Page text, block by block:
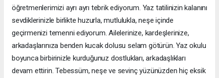
öğretmenlerimizi ayrı ayrı tebrik ediyorum. Yaz tatilinizin kalanını
sevdiklerinizle birlikte huzurla, mutlulukla, neşe içinde
geçirmenizi temenni ediyorum. Ailelerinize, kardeşlerinize,
arkadaşlarınıza benden kucak dolusu selam götürün. Yaz okulu
boyunca birbirinizle kurduğunuz dostlukları, arkadaşlıkları
devam ettirin. Tebessüm, neşe ve sevinç yüzünüzden hiç eksik